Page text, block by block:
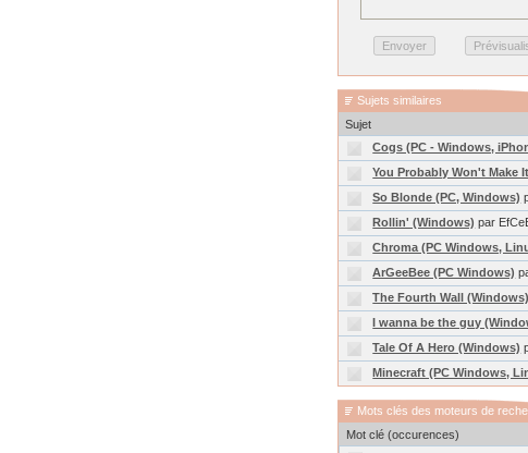
Sujets similaires
Sujet
Cogs (PC - Windows,
You Probably Won't Make
So Blonde (PC, Windows)
Rollin' (Windows) par
Chroma (PC Windows,
ArGeeBee (PC Windows)
The Fourth Wall (Windows)
I wanna be the guy
Tale Of A Hero (Windows)
Minecraft (PC Windows,
Mots clés des moteurs de
Mot clé (occurences)